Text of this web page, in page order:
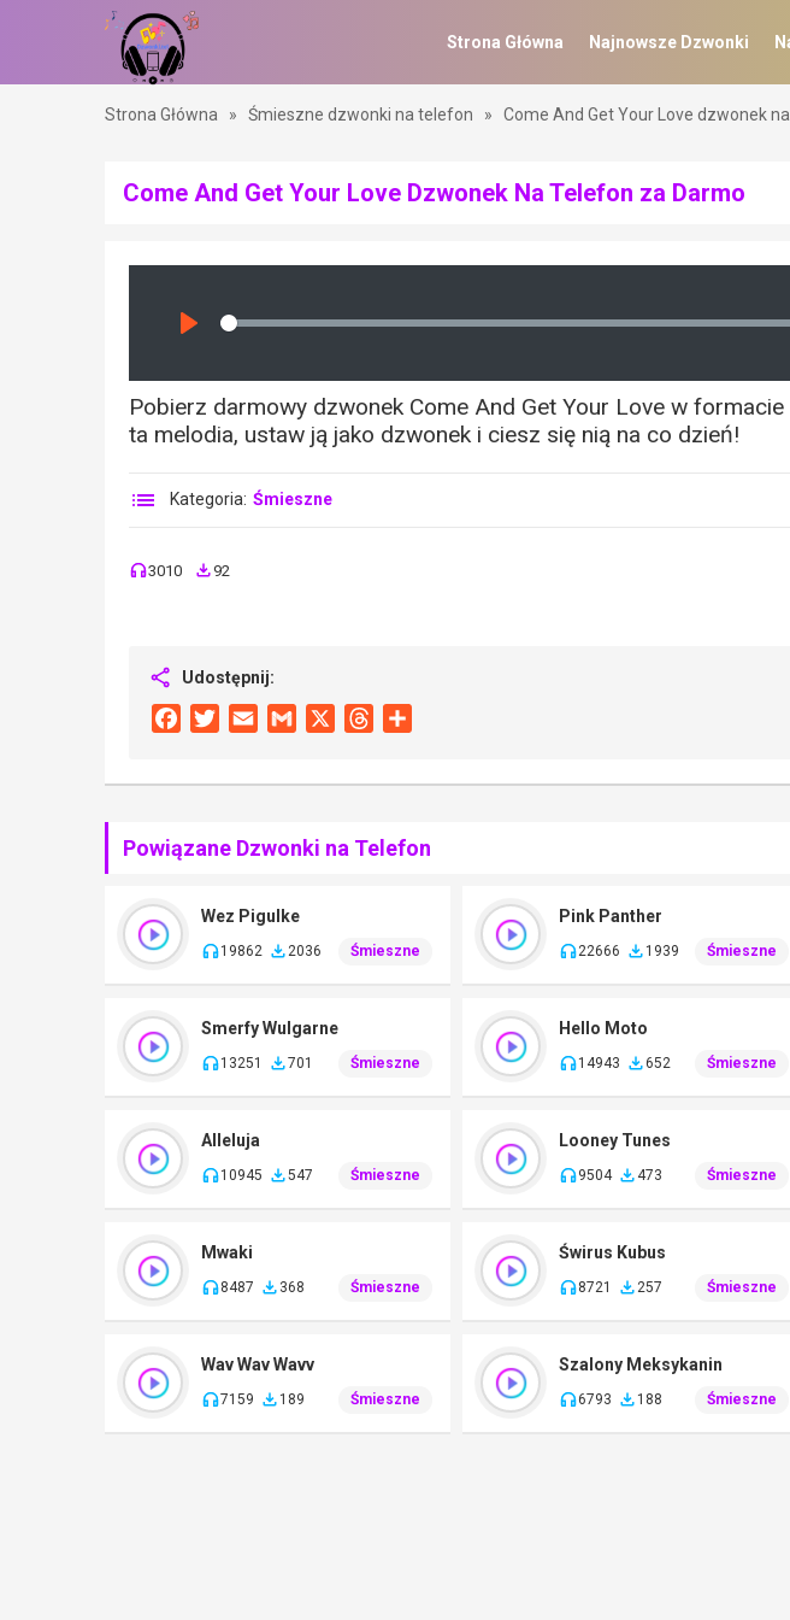
Strona Główna Najnowsze Dzwonki
Strona Główna » Śmieszne dzwonki na telefon » Come And Get Your Love dzwonek
Come And Get Your Love Dzwonek Na Telefon za Darmo
Seek
Pobierz darmowy dzwonek Come And Get Your Love w
ta melodia, ustaw ją jako dzwonek i ciesz się nią na co dzień!
Kategoria: Śmieszne
3010 92
Udostępnij:
FacebookTwitterEmail Gmail Threads
Powiązane Dzwonki na Telefon
Wez Pigulke
19862 2036 Śmieszne
Pink Panther
22666 1939 Śmieszne
Smerfy Wulgarne
13251 701 Śmieszne
Hello Moto
14943 652 Śmieszne
Alleluja
10945 547 Śmieszne
Looney Tunes
9504 473 Śmieszne
Mwaki
8487 368 Śmieszne
Świrus Kubus
8721 257 Śmieszne
Wav Wav Wavv
7159 189 Śmieszne
Szalony Meksykanin
6793 188 Śmieszne